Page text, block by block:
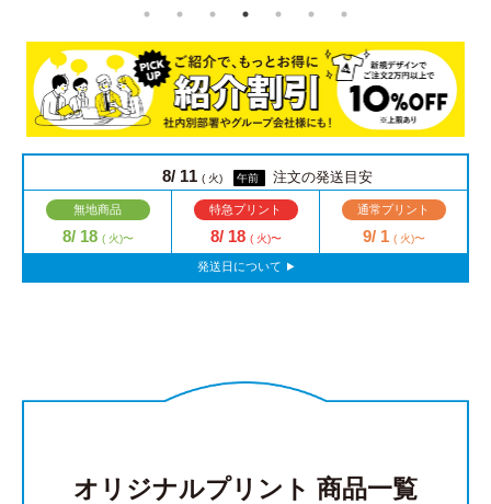
8/ 11 ( 火) 午前 注文の発送目安
無地商品
8/ 18 ( 火)〜
特急プリント
8/ 18 ( 火)〜
通常プリント
9/ 1 ( 火)〜
発送日について
オリジナルプリント 商品一覧